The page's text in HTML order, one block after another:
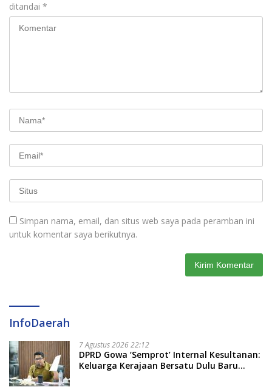
ditandai *
Simpan nama, email, dan situs web saya pada peramban ini
untuk komentar saya berikutnya.
InfoDaerah
7 Agustus 2026 22:12
DPRD Gowa ‘Semprot’ Internal Kesultanan:
Keluarga Kerajaan Bersatu Dulu Baru